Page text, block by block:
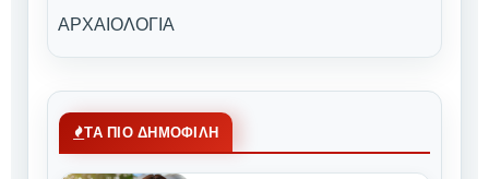
ΑΡΧΑΙΟΛΟΓΙΑ
ΤΑ ΠΙΟ ΔΗΜΟΦΙΛΗ